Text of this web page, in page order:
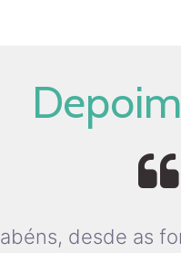
desde as